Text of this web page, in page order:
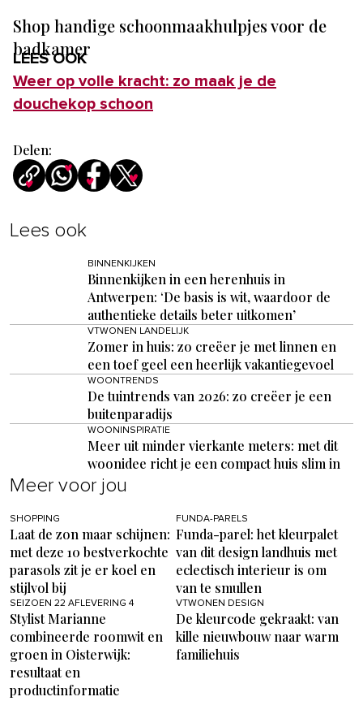
Shop handige schoonmaakhulpjes voor de
badkamer
LEES OOK
Weer op volle kracht: zo maak je de
douchekop schoon
Delen:
Lees ook
BINNENKIJKEN
Binnenkijken in een herenhuis in
Antwerpen: ‘De basis is wit, waardoor de
authentieke details beter uitkomen’
VTWONEN LANDELIJK
Zomer in huis: zo creëer je met linnen en
een toef geel een heerlijk vakantiegevoel
WOONTRENDS
De tuintrends van 2026: zo creëer je een
buitenparadijs
WOONINSPIRATIE
Meer uit minder vierkante meters: met dit
woonidee richt je een compact huis slim in
Meer voor jou
SHOPPING
Laat de zon maar schijnen:
met deze 10 bestverkochte
parasols zit je er koel en
stijlvol bij
FUNDA-PARELS
Funda-parel: het kleurpalet
van dit design landhuis met
eclectisch interieur is om
van te smullen
SEIZOEN 22 AFLEVERING 4
Stylist Marianne
combineerde roomwit en
groen in Oisterwijk:
resultaat en
productinformatie
VTWONEN DESIGN
De kleurcode gekraakt: van
kille nieuwbouw naar warm
familiehuis